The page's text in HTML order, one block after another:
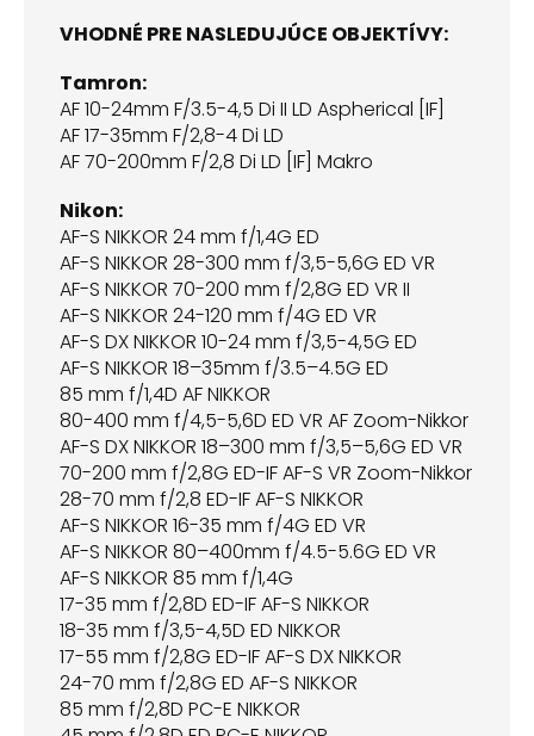
VHODNÉ PRE NASLEDUJÚCE OBJEKTÍVY:
Tamron:
AF 10-24mm F/3.5-4,5 Di II LD Aspherical [IF]
AF 17-35mm F/2,8-4 Di LD
AF 70-200mm F/2,8 Di LD [IF] Makro
Nikon:
AF-S NIKKOR 24 mm f/1,4G ED
AF-S NIKKOR 28-300 mm f/3,5-5,6G ED VR
AF-S NIKKOR 70-200 mm f/2,8G ED VR II
AF-S NIKKOR 24-120 mm f/4G ED VR
AF-S DX NIKKOR 10-24 mm f/3,5-4,5G ED
AF-S NIKKOR 18–35mm f/3.5–4.5G ED
85 mm f/1,4D AF NIKKOR
80-400 mm f/4,5-5,6D ED VR AF Zoom-Nikkor
AF-S DX NIKKOR 18–300 mm f/3,5–5,6G ED VR
70-200 mm f/2,8G ED-IF AF-S VR Zoom-Nikkor
28-70 mm f/2,8 ED-IF AF-S NIKKOR
AF-S NIKKOR 16-35 mm f/4G ED VR
AF-S NIKKOR 80–400mm f/4.5-5.6G ED VR
AF-S NIKKOR 85 mm f/1,4G
17-35 mm f/2,8D ED-IF AF-S NIKKOR
18-35 mm f/3,5-4,5D ED NIKKOR
17-55 mm f/2,8G ED-IF AF-S DX NIKKOR
24-70 mm f/2,8G ED AF-S NIKKOR
85 mm f/2,8D PC-E NIKKOR